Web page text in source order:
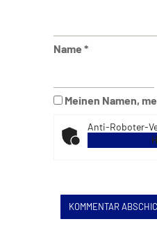
Name *
Meinen Namen,
Anti-Roboter-